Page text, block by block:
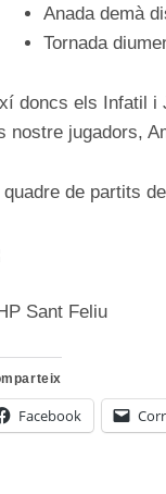
Anada demà
Tornada
doncs els Infatil i
nostre jugadors,
quadre de partits
Sant Feliu
Facebook